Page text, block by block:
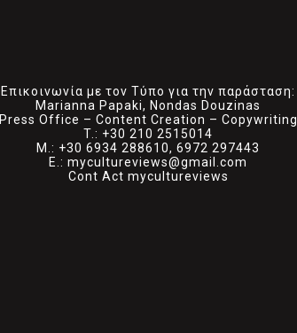
Επικοινωνία με τον Τύπο για την παράσταση:
Marianna Papaki, Nondas Douzinas
Press Office – Content Creation – Copywriting
T.: +30 210 2515014
M.: +30 6934 288610, 6972 297443
E.: mycultureviews@gmail.com
Cont Act mycultureviews